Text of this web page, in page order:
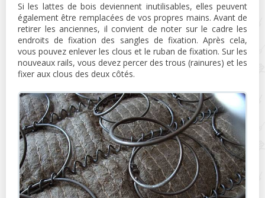
Si les lattes de bois deviennent inutilisables, elles peuvent
également être remplacées de vos propres mains. Avant de
retirer les anciennes, il convient de noter sur le cadre les
endroits de fixation des sangles de fixation. Après cela,
vous pouvez enlever les clous et le ruban de fixation. Sur les
nouveaux rails, vous devez percer des trous (rainures) et les
fixer aux clous des deux côtés.